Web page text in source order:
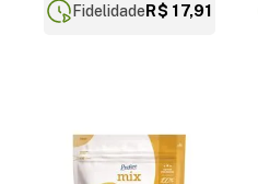
FidelidadeR$ 17,91